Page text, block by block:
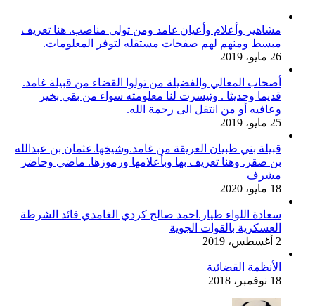
مشاهير وأعلام وأعيان غامد ومن تولى مناصب. هنا تعريف
مبسط ومنهم لهم صفحات مستقله لتوفر المعلومات.
26 مايو، 2019
أصحاب المعالي والفضيلة من تولوا القضاء من قبيلة غامد.
قديما وحديثا . وتيسرت لنا معلومته سواء من بقي بخير
وعافيه أو من انتقل الى رحمة الله.
25 مايو، 2019
قبيلة بني ظبيان العريقة من غامد.وشيخها.عثمان بن عبدالله
بن صقر. وهنا تعريف بها وبأعلامها ورموزها. ماضي وحاضر
مشرف
18 مايو، 2020
سعادة اللواء طيار.احمد صالح كردي الغامدي قائد الشرطة
العسكرية بالقوات الجوية
2 أغسطس، 2019
الأنظمة القضائية
18 نوفمبر، 2018